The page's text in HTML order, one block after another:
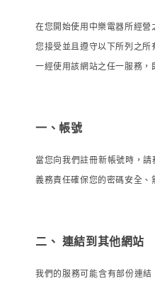
在您開始使用中樂電器所經
您接受並且遵守以下所列之
一經使用該網站之任一服務
一、帳號
當您向我們註冊新帳號時，
義務責任確保您的密碼安全
二、 連結到其他網站
我們的服務可能含有部份連